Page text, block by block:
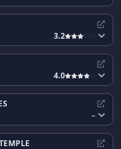
3.2
4.0
--